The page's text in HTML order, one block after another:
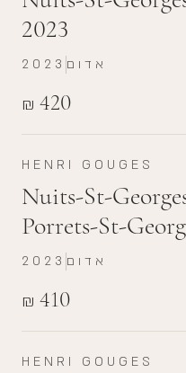
2023
₪ 420
2023 אדום
HENRI GOUGES
Nuits-St-
Porrets-St-
₪ 410
2023 אדום
HENRI GOUGES